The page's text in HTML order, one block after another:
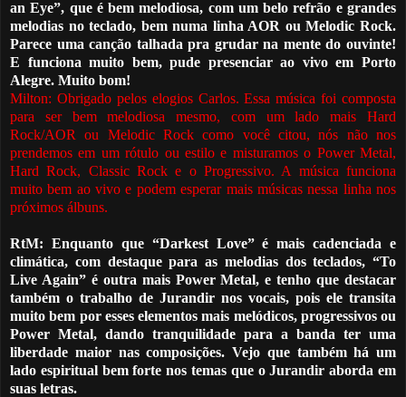
an Eye”, que é bem melodiosa, com um belo refrão e grandes
melodias no teclado, bem numa linha AOR ou Melodic Rock.
Parece uma canção talhada pra grudar na mente do ouvinte!
E funciona muito bem, pude presenciar ao vivo em Porto
Alegre. Muito bom!
Milton: Obrigado pelos elogios Carlos. Essa música foi composta
para ser bem melodiosa mesmo, com um lado mais Hard
Rock/AOR ou Melodic Rock como você citou, nós não nos
prendemos em um rótulo ou estilo e misturamos o Power Metal,
Hard Rock, Classic Rock e o Progressivo. A música funciona
muito bem ao vivo e podem esperar mais músicas nessa linha nos
próximos álbuns.
RtM: Enquanto que “Darkest Love” é mais cadenciada e
climática, com destaque para as melodias dos teclados, “To
Live Again” é outra mais Power Metal, e tenho que destacar
também o trabalho de Jurandir nos vocais, pois ele transita
muito bem por esses elementos mais melódicos, progressivos ou
Power Metal, dando tranquilidade para a banda ter uma
liberdade maior nas composições. Vejo que também há um
lado espiritual bem forte nos temas que o Jurandir aborda em
suas letras.